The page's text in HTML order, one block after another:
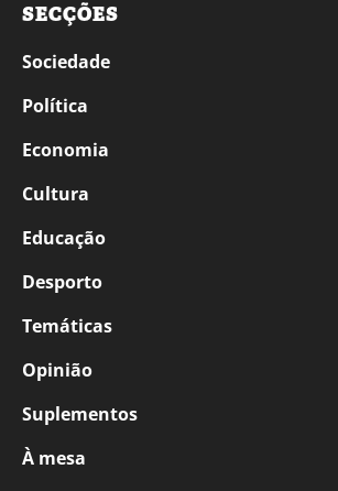
SECÇÕES
Sociedade
Política
Economia
Cultura
Educação
Desporto
Temáticas
Opinião
Suplementos
À mesa